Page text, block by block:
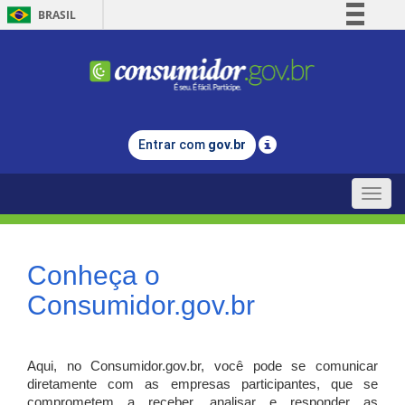
BRASIL
Comunica BR
Legislação
Entrar com gov.br
Toggle
Conheça o
Consumidor.gov.br
Aqui, no Consumidor.gov.br, você pode se comunicar
diretamente com as empresas participantes, que se